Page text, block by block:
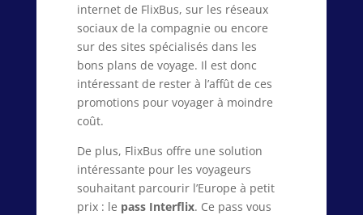
internet de FlixBus, sur les réseaux
sociaux de la compagnie ou encore
sur des sites spécialisés dans les
bons plans de voyage. Il est donc
intéressant de rester à l’affût de ces
promotions pour voyager à moindre
coût.
De plus, FlixBus offre une solution
intéressante pour les voyageurs
souhaitant parcourir l’Europe à petit
prix : le pass Interflix. Ce pass vous